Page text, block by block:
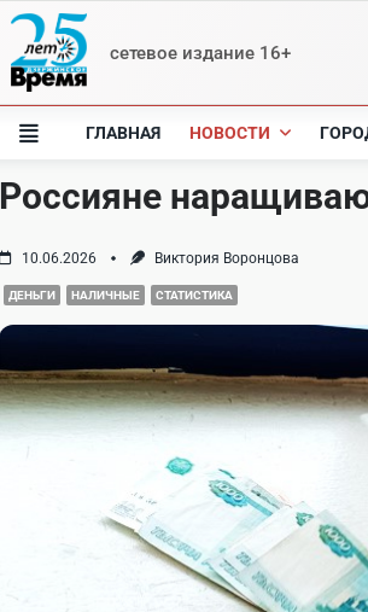
сетевое издание 16+
ГЛАВНАЯ НОВОСТИ
Россияне
10.06.2026 Виктория Воронцова
ДЕНЬГИ НАЛИЧНЫЕ СТАТИСТИКА